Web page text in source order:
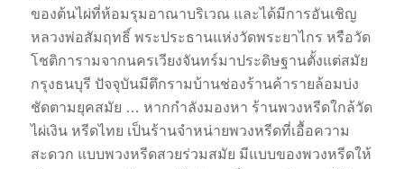
ของต้นไผ่ที่ห้อมรุมอาณาบริเวณ และได้มีการอันเชิญ
หลวงพ่อสัมฤทธิ์ พระประธานแห่งวัดพระยาไกร หรือวัด
โชติการามจากนครเวียงจันทร์มาประดิษฐานตั้งแต่สมัย
กรุงธนบุรี ปัจจุบันมีตึกรามบ้านช่องร้านค้ารายล้อมบ่ง
ชัดตามยุคสมัย … หากกำลังมองหา ร้านพวงหรีดใกล้วัด
ไผ่เงิน หรีดไทย เป็นร้านจำหน่ายพวงหรีดที่เอื้อความ
สะดวก แบบพวงหรีดสวยร่วมสมัย มีแบบของพวงหรีดให้